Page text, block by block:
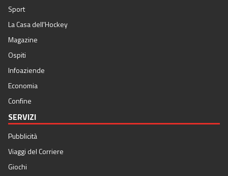
Sport
La Casa dell'Hockey
Magazine
Ospiti
Infoaziende
Economia
Confine
SERVIZI
Pubblicità
Viaggi del Corriere
Giochi